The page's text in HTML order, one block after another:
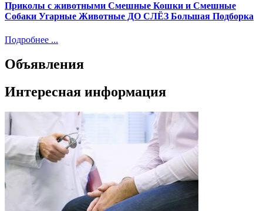
Приколы с животными Смешные Кошки и Смешные
Собаки Угарные Животные ДО СЛЁЗ Большая Подборка
Подробнее ...
Объявления
Интересная информация